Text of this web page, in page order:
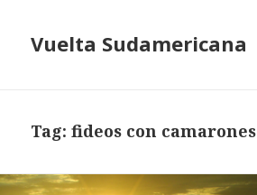
Vuelta Sudamericana
Tag:fideos con camarones